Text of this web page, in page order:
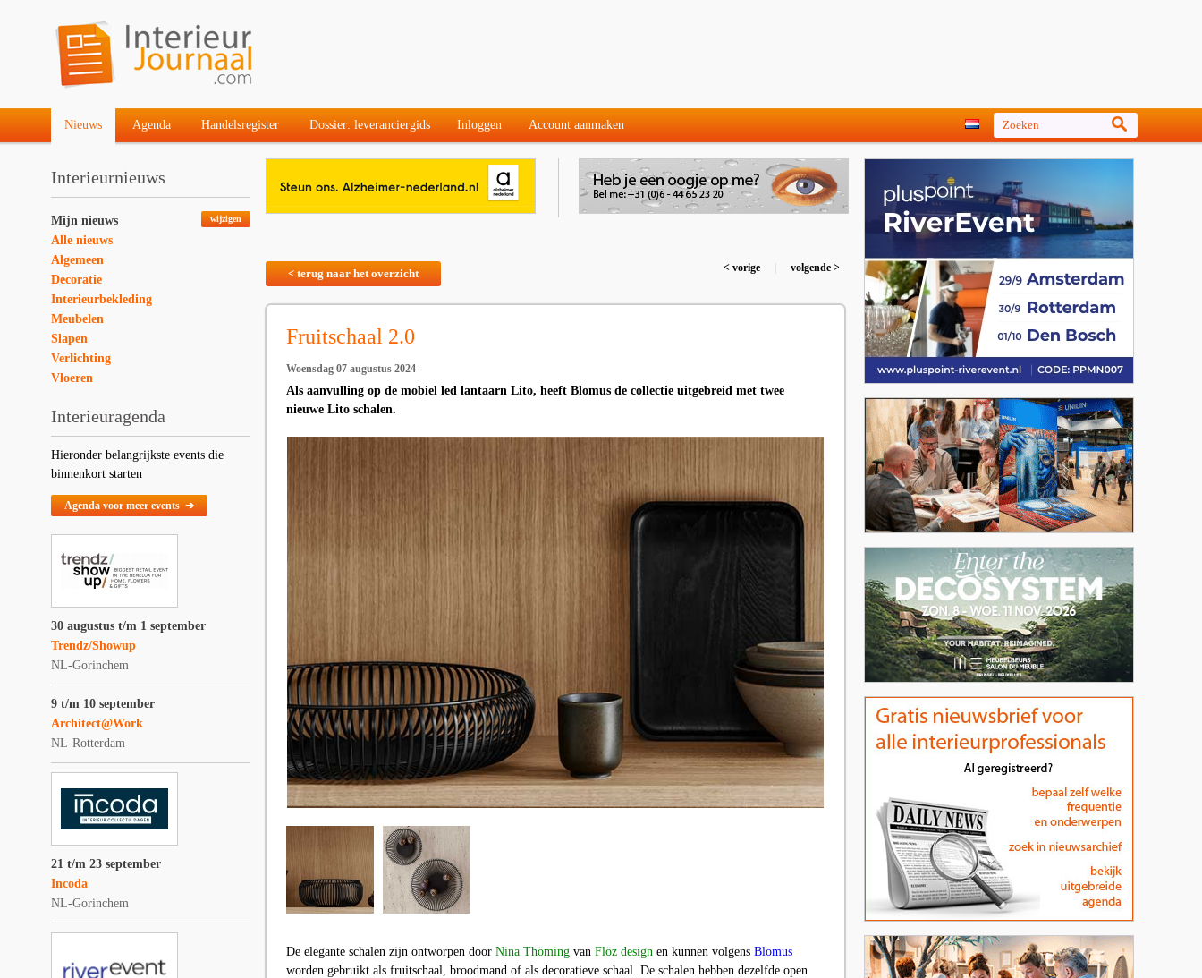
Nieuws Agenda Handelsregister Dossier: leveranciergids Inloggen Account aanmaken
Interieurnieuws
wijzigen
Mijn nieuws
Alle nieuws
Algemeen
Decoratie
Interieurbekleding
Meubelen
Slapen
Verlichting
Vloeren
Interieuragenda
Hieronder belangrijkste events die
binnenkort starten
Agenda voor meer events ➔
30 augustus t/m 1 september
Trendz/Showup
NL-Gorinchem
9 t/m 10 september
Architect@Work
NL-Rotterdam
21 t/m 23 september
Incoda
NL-Gorinchem
< terug naar het overzicht < vorige volgende >
Fruitschaal 2.0
Woensdag 07 augustus 2024
Als aanvulling op de mobiel led lantaarn Lito, heeft Blomus de collectie uitgebreid met twee
nieuwe Lito schalen.
De elegante schalen zijn ontworpen door Nina Thöming van Flöz design en kunnen volgens Blomus
worden gebruikt als fruitschaal, broodmand of als decoratieve schaal. De schalen hebben dezelfde open